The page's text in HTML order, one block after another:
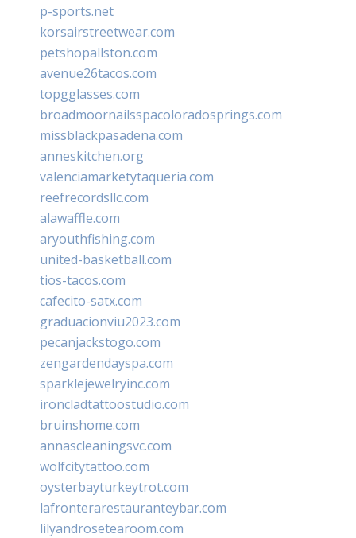
p-sports.net
korsairstreetwear.com
petshopallston.com
avenue26tacos.com
topgglasses.com
broadmoornailsspacoloradosprings.com
missblackpasadena.com
anneskitchen.org
valenciamarketytaqueria.com
reefrecordsllc.com
alawaffle.com
aryouthfishing.com
united-basketball.com
tios-tacos.com
cafecito-satx.com
graduacionviu2023.com
pecanjackstogo.com
zengardendayspa.com
sparklejewelryinc.com
ironcladtattoostudio.com
bruinshome.com
annascleaningsvc.com
wolfcitytattoo.com
oysterbayturkeytrot.com
lafronterarestauranteybar.com
lilyandrosetearoom.com